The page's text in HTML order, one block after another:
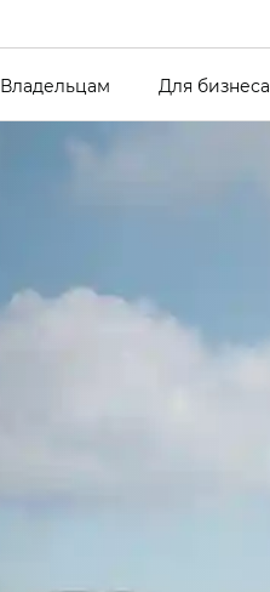
Владельцам Для бизнеса